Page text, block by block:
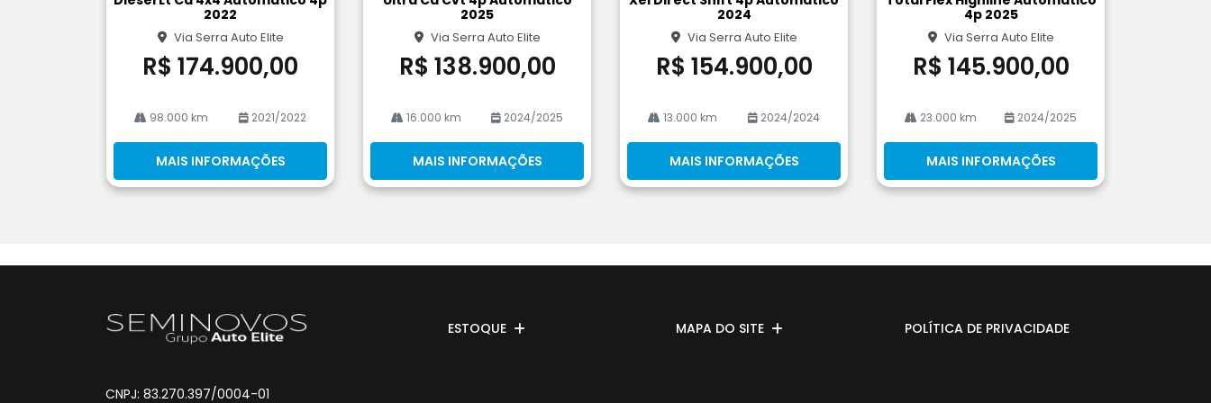
he
2022
Via Serra Auto Elite
R$ 174.900,00
98.000 km 2021/2022
MAIS INFORMAÇÕES
he
2025
Via Serra Auto Elite
R$ 138.900,00
16.000 km 2024/2025
MAIS INFORMAÇÕES
he
2024
Via Serra Auto Elite
R$ 154.900,00
13.000 km 2024/2024
MAIS INFORMAÇÕES
he
4p 2025
Via Serra Auto Elite
R$ 145.900,00
23.000 km 2024/2025
MAIS INFORMAÇÕES
ESTOQUE MAPA DO SITE POLÍTICA DE PRIVACIDADE
CNPJ: 83.270.397/0004-01